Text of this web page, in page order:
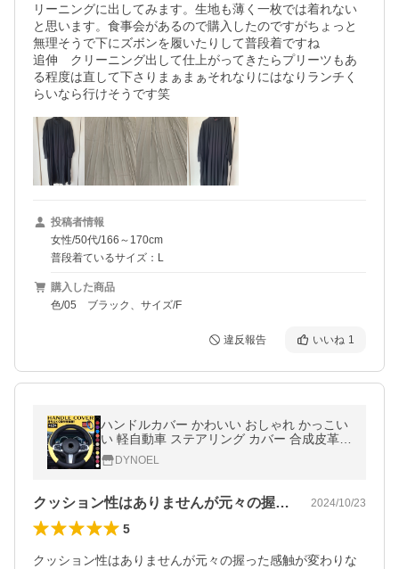
リーニングに出してみます。生地も薄く一枚では着れない
と思います。食事会があるので購入したのですがちょっと
無理そうで下にズボンを履いたりして普段着ですね
追伸　クリーニング出して仕上がってきたらプリーツもあ
る程度は直して下さりまぁまぁそれなりにはなりランチく
らいなら行けそうです笑
投稿者情報
女性/50代/166～170cm
普段着ているサイズ：L
購入した商品
色/05 ブラック、サイズ/F
違反報告 いいね 1
ハンドルカバー かわいい おしゃれ かっこい
い 軽自動車 ステアリング カバー 合成皮革
普通 車 ラパン 白 黒
DYNOEL
クッション性はありませんが元々の握った… 2024/10/23
5
クッション性はありませんが元々の握った感触が変わりな